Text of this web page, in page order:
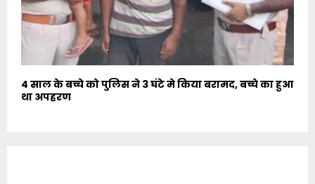
4 साल के बच्चे को पुलिस ने 3 घंटे मे किया बरामद, बच्चे का हुआ
था अपहरण